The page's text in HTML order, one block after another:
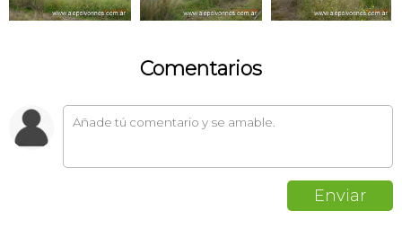
Comentarios